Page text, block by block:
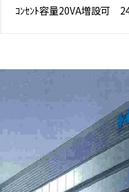
ｺﾝｾﾝﾄ容量20VA増設可